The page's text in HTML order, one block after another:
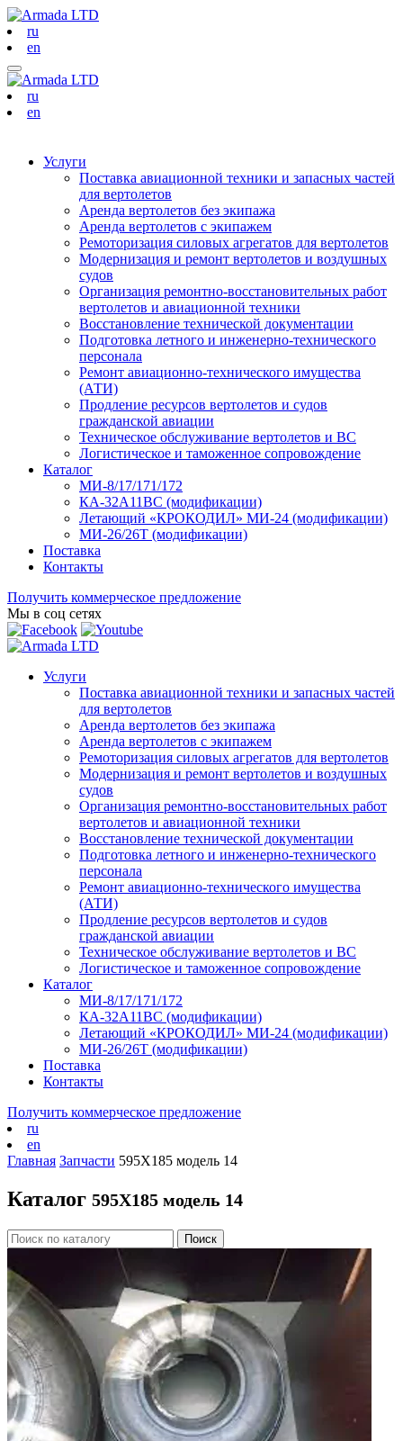
ru
en
ru
en
Услуги
Поставка авиационной техники и запасных частей
для вертолетов
Аренда вертолетов без экипажа
Аренда вертолетов с экипажем
Ремоторизация силовых агрегатов для вертолетов
Модернизация и ремонт вертолетов и воздушных
судов
Организация ремонтно-восстановительных работ
вертолетов и авиационной техники
Восстановление технической документации
Подготовка летного и инженерно-технического
персонала
Ремонт авиационно-технического имущества
(АТИ)
Продление ресурсов вертолетов и судов
гражданской авиации
Техническое обслуживание вертолетов и ВС
Логистическое и таможенное сопровождение
Каталог
МИ-8/17/171/172
КА-32А11ВС (модификации)
Летающий «КРОКОДИЛ» МИ-24 (модификации)
МИ-26/26Т (модификации)
Поставка
Контакты
Получить коммерческое предложение
Мы в соц сетях
Услуги
Поставка авиационной техники и запасных частей
для вертолетов
Аренда вертолетов без экипажа
Аренда вертолетов с экипажем
Ремоторизация силовых агрегатов для вертолетов
Модернизация и ремонт вертолетов и воздушных
судов
Организация ремонтно-восстановительных работ
вертолетов и авиационной техники
Восстановление технической документации
Подготовка летного и инженерно-технического
персонала
Ремонт авиационно-технического имущества
(АТИ)
Продление ресурсов вертолетов и судов
гражданской авиации
Техническое обслуживание вертолетов и ВС
Логистическое и таможенное сопровождение
Каталог
МИ-8/17/171/172
КА-32А11ВС (модификации)
Летающий «КРОКОДИЛ» МИ-24 (модификации)
МИ-26/26Т (модификации)
Поставка
Контакты
Получить коммерческое предложение
ru
en
Главная Запчасти 595Х185 модель 14
Каталог 595Х185 модель 14